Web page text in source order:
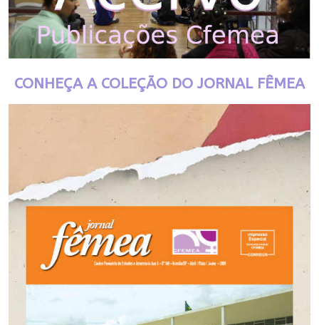
CONHEÇA A COLEÇÃO DO JORNAL FÊMEA